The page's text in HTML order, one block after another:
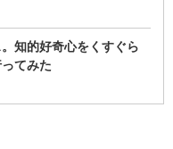
知的好奇心をくすぐら
てみた